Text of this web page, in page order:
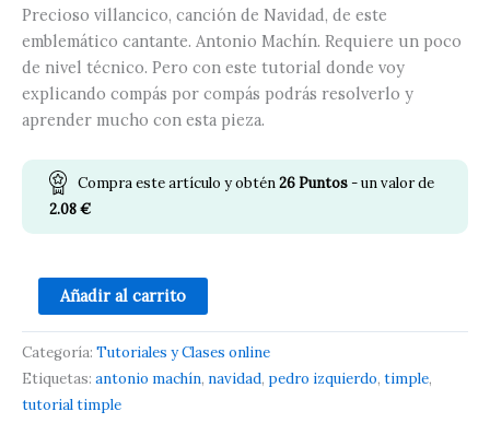
avaloración
cliente
Precioso villancico, canción de Navidad, de este
emblemático cantante. Antonio Machín. Requiere un poco
de nivel técnico. Pero con este tutorial donde voy
explicando compás por compás podrás resolverlo y
aprender mucho con esta pieza.
Compra este artículo y obtén26Puntos- un valor de
2.08€
Añadir al carrito
Categoría: Tutoriales y Clases online
Etiquetas: antonio machín, navidad, pedro izquierdo, timple,
tutorial timple